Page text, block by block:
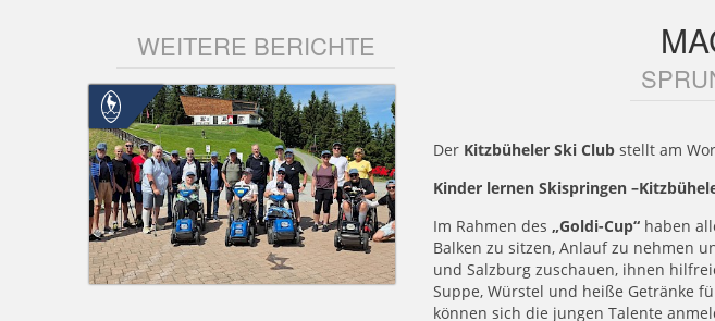
Der Kitzbüheler Ski Club stellt am
Kinder lernen Skispringen
Im Rahmen des„Goldi-Cup“ haben
Balken zu sitzen, Anlauf zu nehmen
und Salzburg zuschauen, ihnen
Suppe, Würstel und heiße Getränke
können sich die jungen Talente
WEITERE BERICHTE